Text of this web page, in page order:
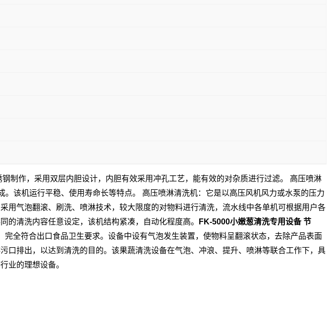
制作，采用双层内胆设计，内胆有效采用冲孔工艺，能有效的对杂质进行过滤。 高压喷淋
该机运行平稳、使用寿命长等特点。 高压喷淋清洗机：它是以高压风机风力或水泵的压力
气泡翻滚、刷洗、喷淋技术，较大限度的对物料进行清洗，流水线中各单机可根据用户各
的清洗内容任意设定，该机结构紧凑，自动化程度高。
FK-5000小嫩葱清洗专用设备 节
全符合出口食品卫生要求。设备中设有气泡发生装置，使物料呈翻滚状态，去除产品表面
排出，以达到清洗的目的。该果蔬清洗设备在气泡、冲浪、提升、喷淋等联合工作下，具
业的理想设备。